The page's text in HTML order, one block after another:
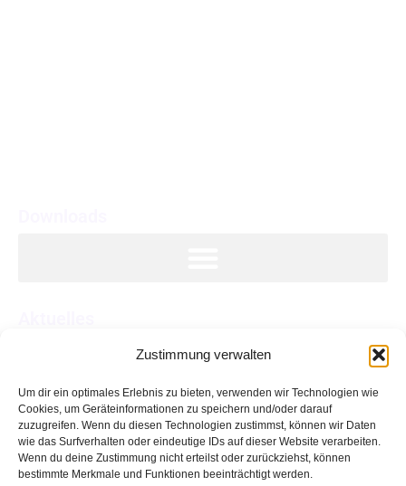
Zustimmung verwalten
Um dir ein optimales Erlebnis zu bieten, verwenden wir Technologien wie
Cookies, um Geräteinformationen zu speichern und/oder darauf
zuzugreifen. Wenn du diesen Technologien zustimmst, können wir Daten
wie das Surfverhalten oder eindeutige IDs auf dieser Website verarbeiten.
Wenn du deine Zustimmung nicht erteilst oder zurückziehst, können
bestimmte Merkmale und Funktionen beeinträchtigt werden.
Feier der Dienstjubiläen und Verabschiedung in den
Aussendungsfeier und Jubiläum 50 Jahre pastorale
Dienste
Exkursion nach Passau